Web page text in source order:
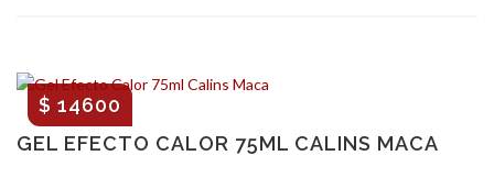
GEL EFECTO CALOR 75ML CALINS MACA
$ 14600